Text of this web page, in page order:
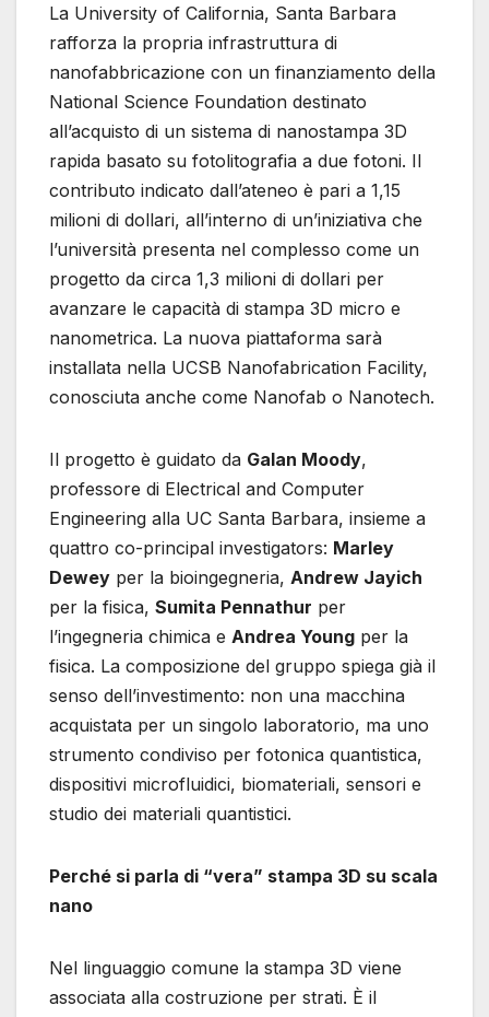
La University of California, Santa Barbara
rafforza la propria infrastruttura di
nanofabbricazione con un finanziamento della
National Science Foundation destinato
all’acquisto di un sistema di nanostampa 3D
rapida basato su fotolitografia a due fotoni. Il
contributo indicato dall’ateneo è pari a 1,15
milioni di dollari, all’interno di un’iniziativa che
l’università presenta nel complesso come un
progetto da circa 1,3 milioni di dollari per
avanzare le capacità di stampa 3D micro e
nanometrica. La nuova piattaforma sarà
installata nella UCSB Nanofabrication Facility,
conosciuta anche come Nanofab o Nanotech.
Il progetto è guidato da Galan Moody,
professore di Electrical and Computer
Engineering alla UC Santa Barbara, insieme a
quattro co-principal investigators: Marley
Dewey per la bioingegneria, Andrew Jayich
per la fisica, Sumita Pennathur per
l’ingegneria chimica e Andrea Young per la
fisica. La composizione del gruppo spiega già il
senso dell’investimento: non una macchina
acquistata per un singolo laboratorio, ma uno
strumento condiviso per fotonica quantistica,
dispositivi microfluidici, biomateriali, sensori e
studio dei materiali quantistici.
Perché si parla di “vera” stampa 3D su scala
nano
Nel linguaggio comune la stampa 3D viene
associata alla costruzione per strati. È il